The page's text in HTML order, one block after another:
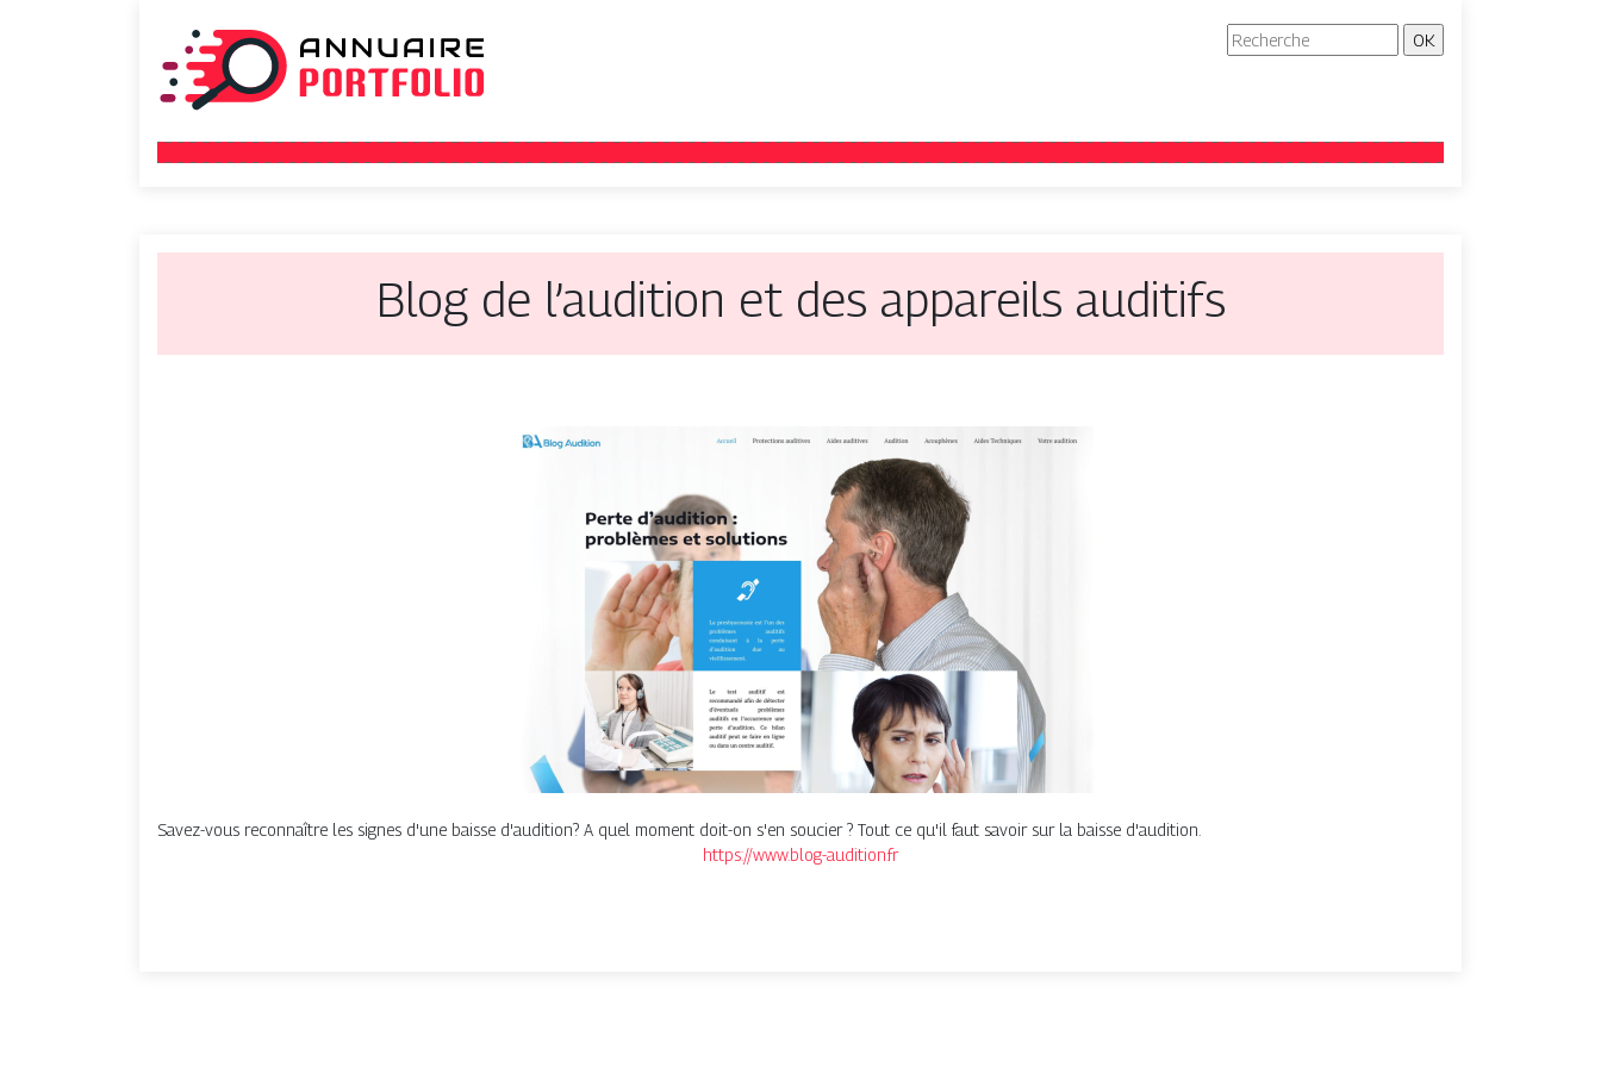
Blog de l’audition et des appareils auditifs
Savez-vous reconnaître les signes d'une baisse d'audition? A quel moment doit-on s'en soucier ? Tout ce qu'il faut savoir sur la baisse d'audition.
https://www.blog-audition.fr